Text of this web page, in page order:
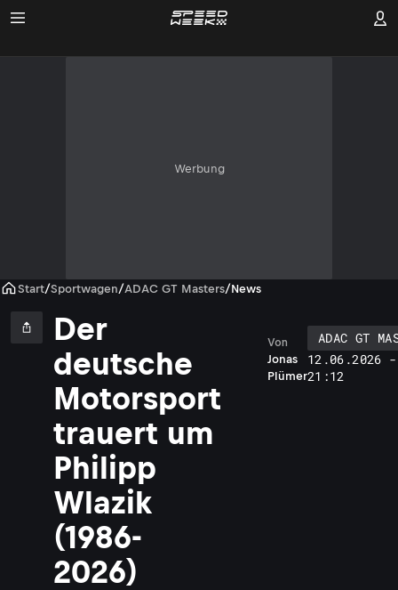
Werbung
Start/Sportwagen/ADAC GT Masters/News
Der
deutsche
Motorsport
trauert um
Philipp
Wlazik
(1986-
2026)
Jonas
Plümer
Von
ADAC GT
12.06.2026 -
21:12